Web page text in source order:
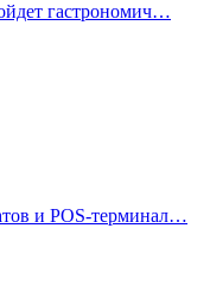
гастрономич…
и POS-терминал…